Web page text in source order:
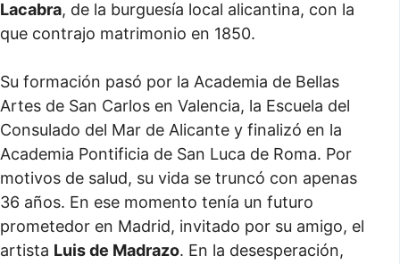
Lacabra, de la burguesía local alicantina, con la
que contrajo matrimonio en 1850.
Su formación pasó por la Academia de Bellas
Artes de San Carlos en Valencia, la Escuela del
Consulado del Mar de Alicante y finalizó en la
Academia Pontificia de San Luca de Roma. Por
motivos de salud, su vida se truncó con apenas
36 años. En ese momento tenía un futuro
prometedor en Madrid, invitado por su amigo, el
artista Luis de Madrazo. En la desesperación,